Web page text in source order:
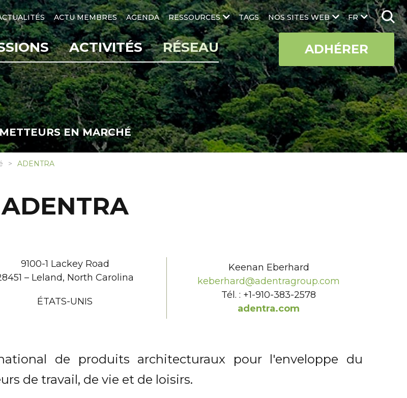
FR
ACTU MEMBRES AGENDA RESSOURCES TAGS NOS SITES WEB
ACTIVITÉS RÉSEAU ADHÉRER
METTEURS EN MARCHÉ
ADENTRA
ADENTRA
9100-1 Lackey Road
– Leland, North Carolina
ÉTATS-UNIS
Keenan Eberhard
keberhard@adentragroup.com
Tél. : +1-910-383-2578
adentra.com
de produits architecturaux pour l'enveloppe du
de travail, de vie et de loisirs.